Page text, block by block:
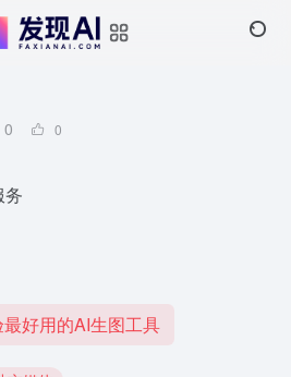
0 0
务
好用的AI生图工具